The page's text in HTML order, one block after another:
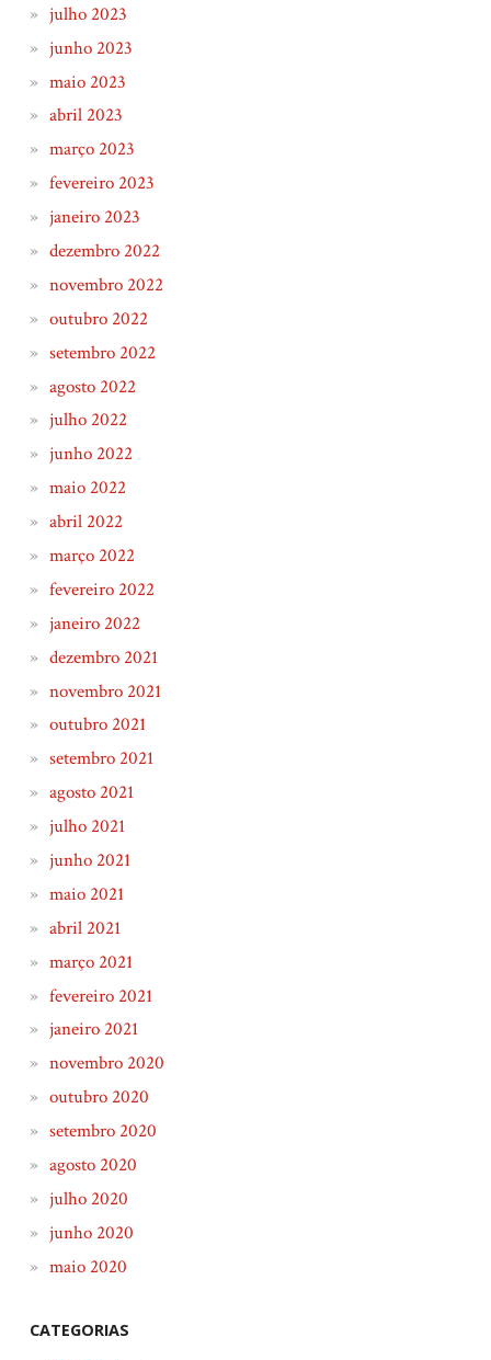
julho 2023
junho 2023
maio 2023
abril 2023
março 2023
fevereiro 2023
janeiro 2023
dezembro 2022
novembro 2022
outubro 2022
setembro 2022
agosto 2022
julho 2022
junho 2022
maio 2022
abril 2022
março 2022
fevereiro 2022
janeiro 2022
dezembro 2021
novembro 2021
outubro 2021
setembro 2021
agosto 2021
julho 2021
junho 2021
maio 2021
abril 2021
março 2021
fevereiro 2021
janeiro 2021
novembro 2020
outubro 2020
setembro 2020
agosto 2020
julho 2020
junho 2020
maio 2020
CATEGORIAS